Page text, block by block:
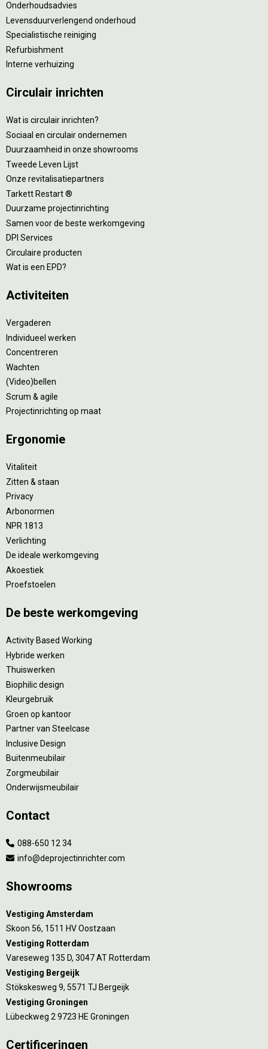
Onderhoudsadvies
Levensduurverlengend onderhoud
Specialistische reiniging
Refurbishment
Interne verhuizing
Circulair inrichten
Wat is circulair inrichten?
Sociaal en circulair ondernemen
Duurzaamheid in onze showrooms
Tweede Leven Lijst
Onze revitalisatiepartners
Tarkett Restart ®
Duurzame projectinrichting
Samen voor de beste werkomgeving
DPI Services
Circulaire producten
Wat is een EPD?
Activiteiten
Vergaderen
Individueel werken
Concentreren
Wachten
(Video)bellen
Scrum & agile
Projectinrichting op maat
Ergonomie
Vitaliteit
Zitten & staan
Privacy
Arbonormen
NPR 1813
Verlichting
De ideale werkomgeving
Akoestiek
Proefstoelen
De beste werkomgeving
Activity Based Working
Hybride werken
Thuiswerken
Biophilic design
Kleurgebruik
Groen op kantoor
Partner van Steelcase
Inclusive Design
Buitenmeubilair
Zorgmeubilair
Onderwijsmeubilair
Contact
088-650 12 34
info@deprojectinrichter.com
Showrooms
Vestiging Amsterdam
Skoon 56, 1511 HV Oostzaan
Vestiging Rotterdam
Vareseweg 135 D, 3047 AT Rotterdam
Vestiging Bergeijk
Stökskesweg 9, 5571 TJ Bergeijk
Vestiging Groningen
Lübeckweg 2 9723 HE Groningen
Certificeringen